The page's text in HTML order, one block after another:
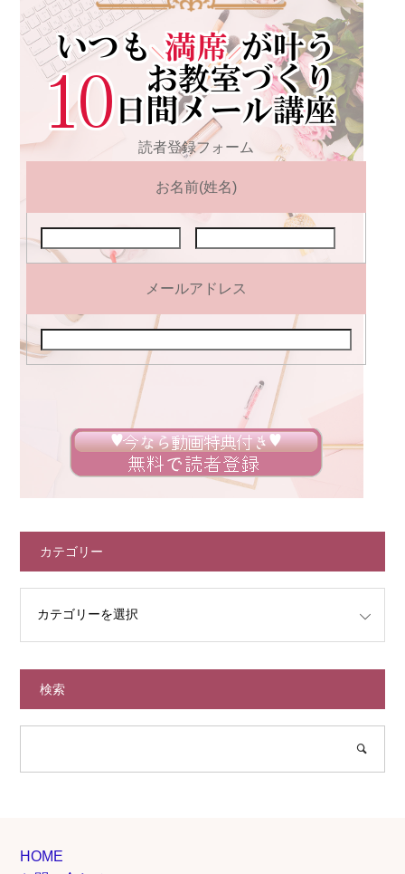
読者登録フォーム
お名前(姓名)
メールアドレス
カテゴリー
検索
HOME